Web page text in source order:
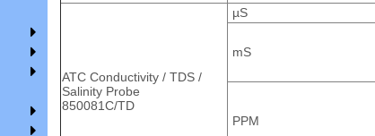
ATC Conductivity / TDS /
Salinity Probe
850081C/TD
µS
mS
PPM